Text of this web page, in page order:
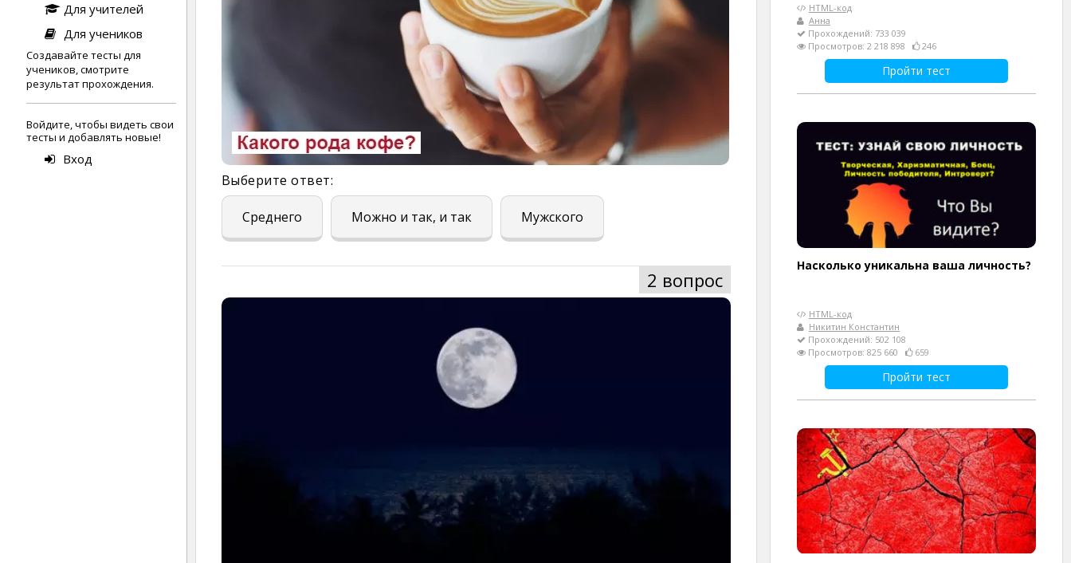
Для учителей
Для учеников
Создавайте тесты для
учеников, смотрите
результат прохождения.
Войдите, чтобы видеть свои
тесты и добавлять новые!
Вход
Выберите ответ:
Среднего Можно и так, и так Мужского
2 вопрос
HTML-код
Анна
Прохождений: 733 039
Просмотров: 2 218 898
246
Пройти тест
Насколько уникальна ваша личность?
HTML-код
Никитин Константин
Прохождений: 502 108
Просмотров: 825 660
659
Пройти тест